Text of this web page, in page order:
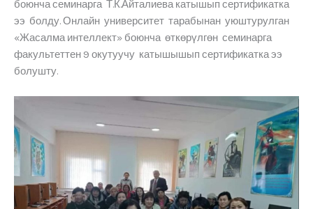
боюнча семинарга Т.К.Айталиева катышып сертификатка
ээ болду. Онлайн университет тарабынан уюштурулган
«Жасалма интеллект» боюнча өткөрүлгөн семинарга
факультеттен 9 окутуучу катышышып сертификатка ээ
болушту.